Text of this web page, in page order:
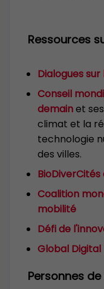
Ressources
Dialogues
Conseil
demainet
climat et la
technologie
des villes.
BioDiverCités
Coalition
mobilité
Défi de
Global Digital
Personnes